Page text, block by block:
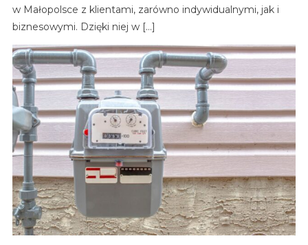
w Małopolsce z klientami, zarówno indywidualnymi, jak i
biznesowymi. Dzięki niej w […]